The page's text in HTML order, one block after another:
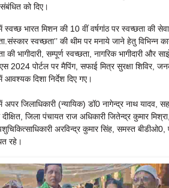
संबंधित को दिए।
स्वच्छ भारत मिशन की 10 वीं वर्षगांठ पर स्वच्छता की
स्वच्छता’’ की थीम पर मनाये जाने हेतु विभिन्न
की भागीदारी, सम्पूर्ण स्वच्छता, नागरिक भागीदारी
2024 पोर्टल पर मैपिंग, सफाई मित्र सुरक्षा शिविर,
आवश्यक दिशा निर्देश दिए गए।
जिलाधिकारी (न्यायिक) डॉ0 नागेन्द्र नाथ यादव,
दीक्षित, जिला पंचायत राज अधिकारी जितेन्द्र कुमार
अरविन्द्र कुमार सिंह, समस्त
रहे।